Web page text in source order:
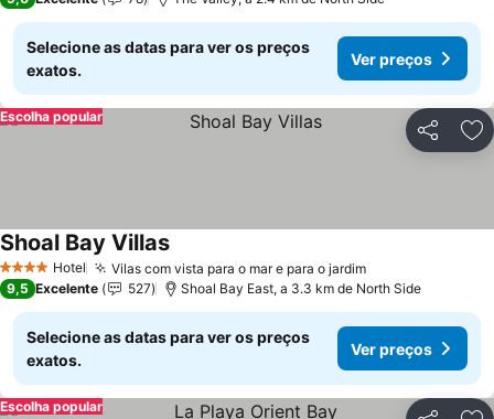
Selecione as datas para ver os preços
exatos.
Ver preços
Partilhar
Escolha popular
4 EstrelasHotel Vilas com vista para o mar e para o jardimVer preços
Shoal Bay VillasVer preços
9,5 Excelente 527 Shoal Bay East, a 3.3 km de North Side
Selecione as datas para ver os preços
exatos.
Ver preços
Escolha popular